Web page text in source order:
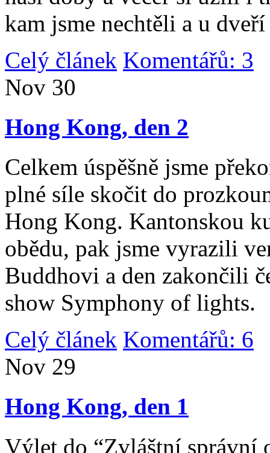
kam jsme nechtěli a u
Celý článek Komentářů: 3
Nov 30
Hong Kong, den 2
Celkem úspěšně jsme
plné síle skočit do
Hong Kong. Kantonskou
obědu, pak jsme vyrazili
Buddhovi a den zakončili
show Symphony of lights.
Celý článek Komentářů: 6
Nov 29
Hong Kong, den 1
Výlet do “Zvláštní správní